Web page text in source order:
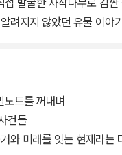
려지지 않았던 유물 이야
들은 이 책을 읽으며 느끼
의 흔적을 더듬어가는 이
해 깊이 사색하는 시간이
노트를 꺼내며
건들
와 미래를 잇는 현재라는